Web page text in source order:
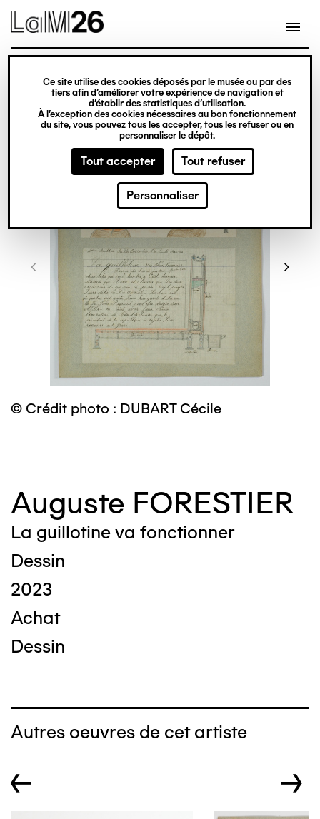
Gestion des cookies
Ce site utilise des cookies déposés par le musée ou par des
tiers afin d’améliorer votre expérience de navigation et
d’établir des statistiques d’utilisation.
À l’exception des cookies nécessaires au bon fonctionnement
du site, vous pouvez tous les accepter, tous les refuser ou en
personnaliser le dépôt.
Tout accepter Tout refuser
Personnaliser
contenu
© Crédit photo : DUBART Cécile
Auguste FORESTIER
La guillotine va fonctionner
Dessin
2023
Achat
Dessin
Autres oeuvres de cet artiste
← →